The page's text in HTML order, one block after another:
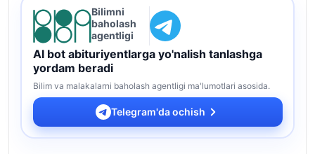
Bilimni
baholash
agentligi
AI bot abituriyentlarga yo'nalish tanlashga
yordam beradi
Bilim va malakalarni baholash agentligi ma'lumotlari asosida.
Telegram'da ochish